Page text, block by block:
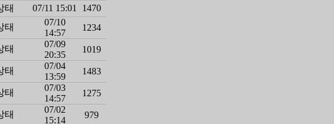
태 07/11 15:01
1470
태
07/10
14:57
1234
태
07/09
20:35
1019
태
07/04
13:59
1483
태
07/03
14:57
1275
태
07/02
15:14
979